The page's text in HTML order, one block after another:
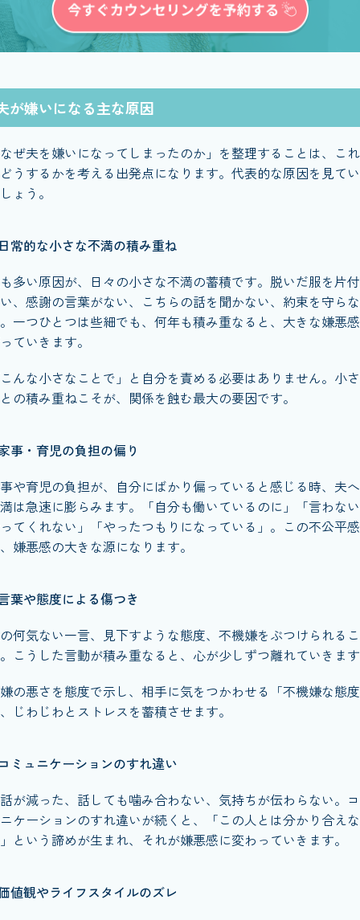
が嫌いになる主な原因
なぜ夫を嫌いになってしまったのか」を整理することは、こ
うするかを考える出発点になります。代表的な原因を見て
ょう。
日常的な小さな不満の積み重ね
多い原因が、日々の小さな不満の蓄積です。脱いだ服を片
、感謝の言葉がない、こちらの話を聞かない、約束を守らな
一つひとつは些細でも、何年も積み重なると、大きな嫌悪
ていきます。
こんな小さなことで」と自分を責める必要はありません。小
の積み重ねこそが、関係を蝕む最大の要因です。
事・育児の負担の偏り
や育児の負担が、自分にばかり偏っていると感じる時、夫
は急速に膨らみます。「自分も働いているのに」「言わな
てくれない」「やったつもりになっている」。この不公平感
嫌悪感の大きな源になります。
葉や態度による傷つき
何気ない一言、見下すような態度、不機嫌をぶつけられるこ
こうした言動が積み重なると、心が少しずつ離れていきま
の悪さを態度で示し、相手に気をつかわせる「不機嫌な態
じわじわとストレスを蓄積させます。
コミュニケーションのすれ違い
が減った、話しても噛み合わない、気持ちが伝わらない。
ケーションのすれ違いが続くと、「この人とは分かり合えな
という諦めが生まれ、それが嫌悪感に変わっていきます。
値観やライフスタイルのズレ